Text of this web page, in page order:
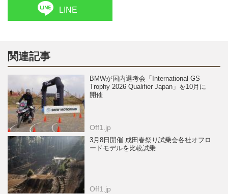
LINE
関連記事
BMWが国内選考会「International GS
Trophy 2026 Qualifier Japan」を10月に
開催
Off1.jp
3月8日開催 成田春祭り試乗会各社オフロ
ードモデルを比較試乗
Off1.jp